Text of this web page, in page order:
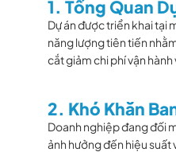
1. Tổng Quan
Dự án được triển khai tại
năng lượng tiên tiến
cắt giảm chi phí vận
2. Khó Khăn
Doanh nghiệp đang đối
ảnh hưởng đến hiệu